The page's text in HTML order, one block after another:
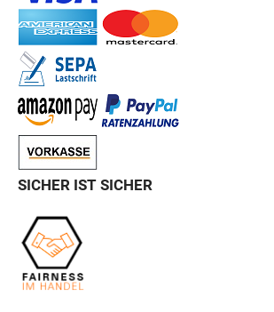
SICHER IST SICHER